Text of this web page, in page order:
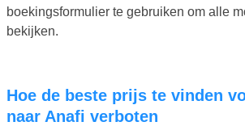
boekingsformulier te gebruiken om alle
bekijken.
Hoe de beste prijs te vinden voor Sikinos
naar Anafi verboten